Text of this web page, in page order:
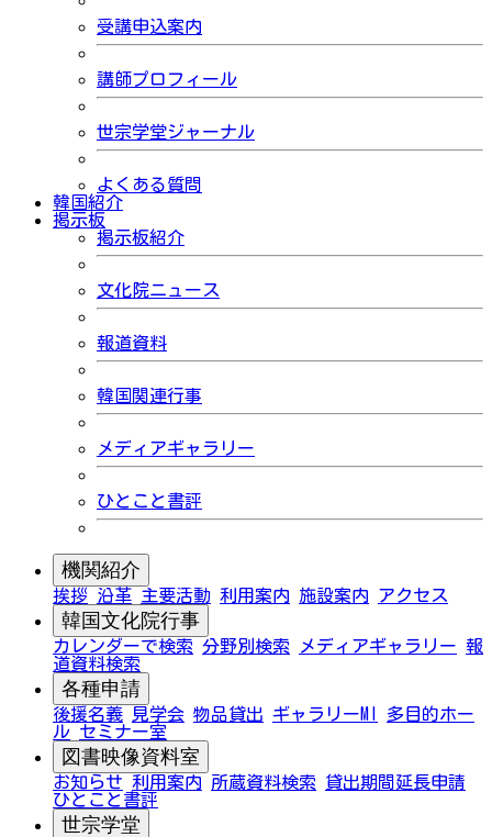
受講申込案内
講師プロフィール
世宗学堂ジャーナル
よくある質問
韓国紹介
掲示板
掲示板紹介
文化院ニュース
報道資料
韓国関連行事
メディアギャラリー
ひとこと書評
機関紹介
挨拶 沿革 主要活動 利用案内 施設案内 アクセス
韓国文化院行事
カレンダーで検索 分野別検索 メディアギャラリー 報
道資料検索
各種申請
後援名義 見学会 物品貸出 ギャラリーMI
多目的ホー
ル セミナー室
図書映像資料室
お知らせ 利用案内 所蔵資料検索
貸出期間延長申請
ひとこと書評
世宗学堂